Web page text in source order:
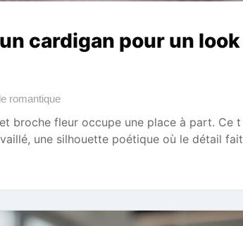
cardigan pour un look
romantique
broche fleur occupe une place à part. Ce t
une silhouette poétique où le détail fait